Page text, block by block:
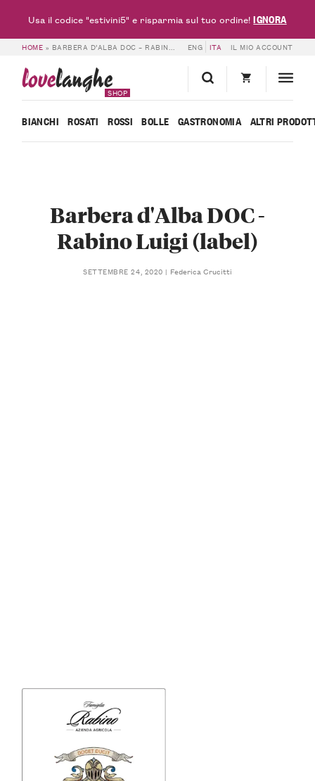
HOME » BARBERA D’ALBA DOC – RABINO LUIGI (LABEL) ENG ITA IL MIO ACCOUNT
lovelanghe
SHOP
BIANCHI ROSATI ROSSI BOLLE GASTRONOMIA ALTRI
Barbera d'Alba DOC -
Rabino Luigi (label)
SETTEMBRE 24, 2020 Federica Crucitti
Usa il codice "estivini5" e risparmia sul tuo ordine!IGNORA